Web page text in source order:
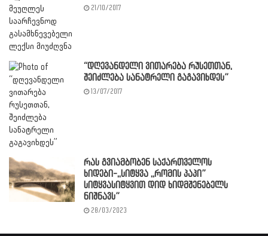
21/10/2017
“დღევანდელი ვითარება რუსეთთან,
შეიძლება სანატრელი გაგავიხდეს”
13/07/2017
რას გვიამბობენ საქართველოს
ხიდები-,,სიტყვა ,,რომის პაპი”
სიტყვასიტყვით დიდ ხიდმშენებელს
ნიშნავს”
28/03/2023